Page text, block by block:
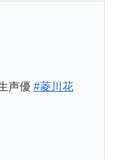
声優 #菱川花